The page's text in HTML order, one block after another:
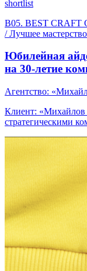
shortlist
B05. BEST
/ Лучшее
Юбилейная
на 30-летие
Агентство:
Клиент:
стратегическими